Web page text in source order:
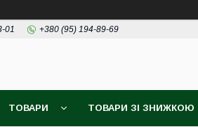
01 +380 (95) 194-89-69
ТОВАРИ ТОВАРИ ЗІ ЗНИЖКОЮ